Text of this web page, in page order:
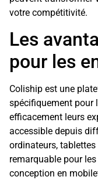
votre compétitivité.
Les
pour les
Coliship est une
spécifiquement pour
efficacement leurs
accessible depuis
ordinateurs,
remarquable pour
conception en